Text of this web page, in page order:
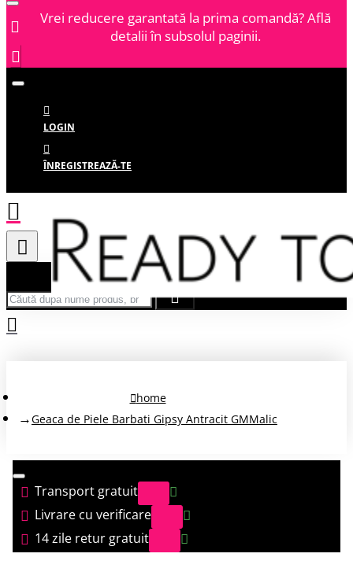
Vrei reducere garantată la prima comandă? Află
detalii în subsolul paginii.
LOGIN
ÎNREGISTREAZĂ-TE
Căută după nume produs, brand...
home
Geaca de Piele Barbati Gipsy Antracit GMMalic
Transport gratuit
Livrare cu verificare
14 zile retur gratuit